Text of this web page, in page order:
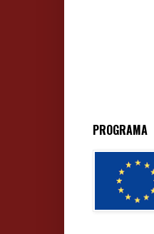
PROGRAMA